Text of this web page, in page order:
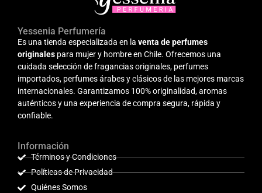
Yessenia Perfumería
Es una tienda especializada en la venta de perfumes
originales para mujer y hombre en Chile. Ofrecemos una
cuidada selección de fragancias originales, perfumes
importados, perfumes árabes y clásicos de las mejores marcas
internacionales. Garantizamos 100% originalidad, aromas
auténticos y una experiencia de compra segura, rápida y
confiable.
Información
Términos y Condiciones
Políticas de Privacidad
Quiénes Somos